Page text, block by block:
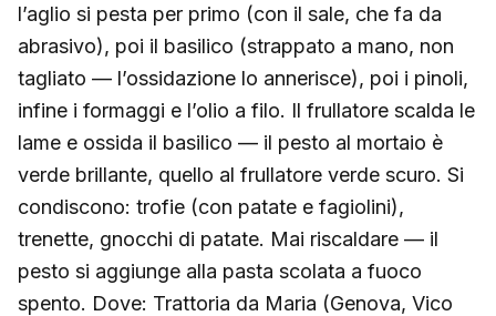
l’aglio si pesta per primo (con il sale, che fa da
abrasivo), poi il basilico (strappato a mano, non
tagliato — l’ossidazione lo annerisce), poi i pinoli,
infine i formaggi e l’olio a filo. Il frullatore scalda le
lame e ossida il basilico — il pesto al mortaio è
verde brillante, quello al frullatore verde scuro. Si
condiscono: trofie (con patate e fagiolini),
trenette, gnocchi di patate. Mai riscaldare — il
pesto si aggiunge alla pasta scolata a fuoco
spento. Dove: Trattoria da Maria (Genova, Vico